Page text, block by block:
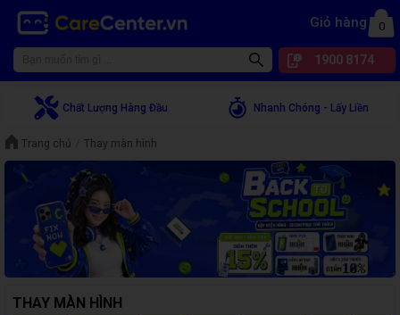
Giỏ hàng 0
1900 8174
Chất Lượng Hàng Đầu Nhanh Chóng - Lấy Liền
Trang chủ Thay màn hình
THAY MÀN HÌNH